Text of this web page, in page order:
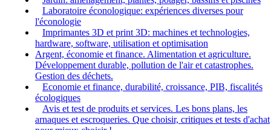
Laboratoire éconologique: expériences diverses pour
l'éconologie
Imprimantes 3D et print 3D: machines et technologies,
hardware, software, utilisation et optimisation
Argent, économie et finance. Alimentation et agriculture.
Développement durable, pollution de l'air et catastrophes.
Gestion des déchets.
Economie et finance, durabilité, croissance, PIB, fiscalités
écologiques
Avis et test de produits et services. Les bons plans, les
arnaques et escroqueries. Que choisir, critiques et tests d'achat